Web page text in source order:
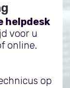
helpdesk
voor u
online.
op